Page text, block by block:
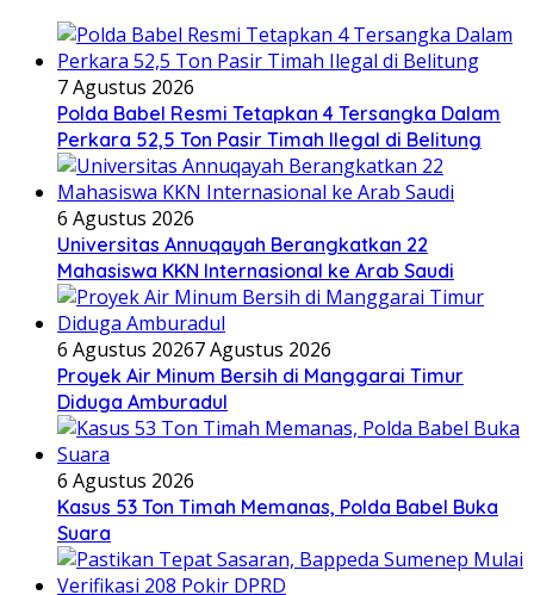
7 Agustus 2026
Polda Babel Resmi Tetapkan 4 Tersangka Dalam
Perkara 52,5 Ton Pasir Timah Ilegal di Belitung
6 Agustus 2026
Universitas Annuqayah Berangkatkan 22
Mahasiswa KKN Internasional ke Arab Saudi
6 Agustus 20267 Agustus 2026
Proyek Air Minum Bersih di Manggarai Timur
Diduga Amburadul
6 Agustus 2026
Kasus 53 Ton Timah Memanas, Polda Babel Buka
Suara